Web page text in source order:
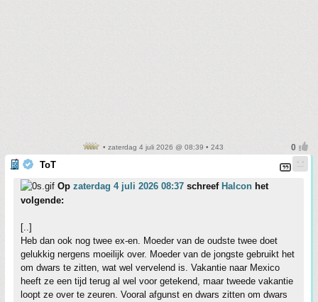
• zaterdag 4 juli 2026 @ 08:39 • 243
ToT
Op zaterdag 4 juli 2026 08:37 schreef Halcon het
volgende:
[..]
Heb dan ook nog twee ex-en. Moeder van de oudste twee doet
gelukkig nergens moeilijk over. Moeder van de jongste gebruikt het
om dwars te zitten, wat wel vervelend is. Vakantie naar Mexico
heeft ze een tijd terug al wel voor getekend, maar tweede vakantie
loopt ze over te zeuren. Vooral afgunst en dwars zitten om dwars